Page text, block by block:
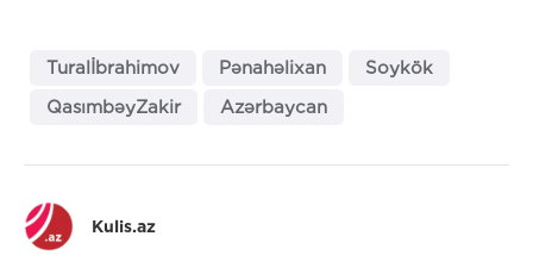
Turalİbrahimov Pənahəlixan
Soykök
QasımbəyZakir
Azərbaycan
Kulis.az